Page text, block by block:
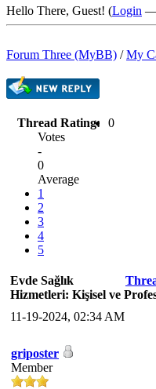
Hello There, Guest! (Login
Forum Three (MyBB) /My
Thread Rating:
0
Votes
-
0
Average
1
2
3
4
5
Evde Sağlık
Hizmetleri: Kişisel ve
11-19-2024, 02:34 AM
griposter
Member